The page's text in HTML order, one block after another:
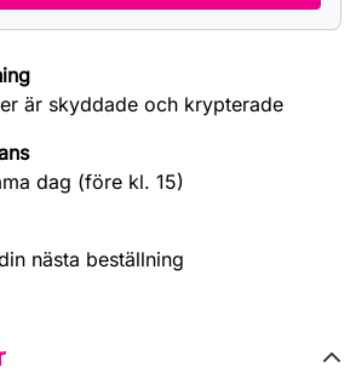
är skyddade och krypterade
dag (före kl. 15)
nästa beställning